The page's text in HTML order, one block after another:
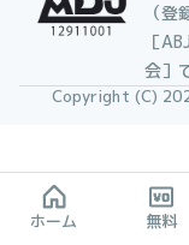
（
［
会］
Copyright (C)
ホーム 無料